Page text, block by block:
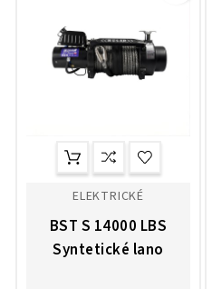
ELEKTRICKÉ
BST S 14000 LBS
Syntetické lano